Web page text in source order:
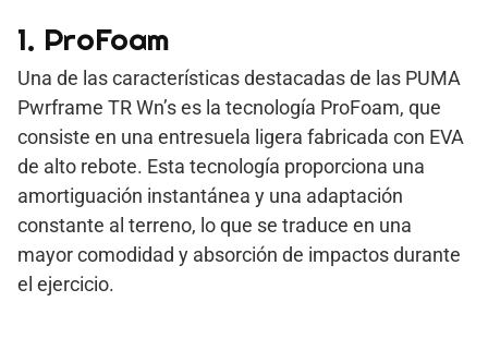
1. ProFoam
Una de las características destacadas de las PUMA
Pwrframe TR Wn’s es la tecnología ProFoam, que
consiste en una entresuela ligera fabricada con EVA
de alto rebote. Esta tecnología proporciona una
amortiguación instantánea y una adaptación
constante al terreno, lo que se traduce en una
mayor comodidad y absorción de impactos durante
el ejercicio.